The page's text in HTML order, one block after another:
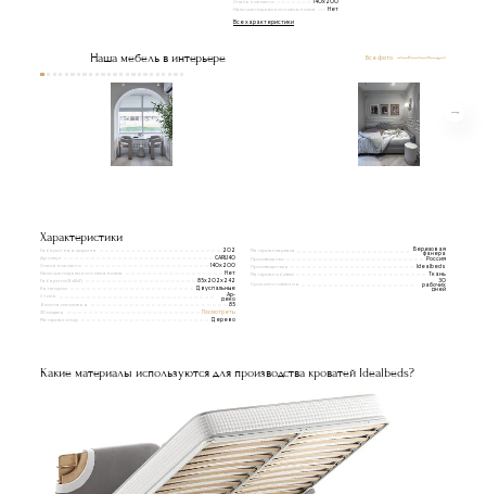
Спальное место
140x200
Наличие подъемного механизма
Нет
Все характеристики
Наша мебель в интерьере Все фото
Характеристики
Габаритная ширина
202
Артикул
CARL140
Спальное место
140x200
Наличие подъемного механизма
Нет
Габариты(ВxШxГ)
85x202x242
Категории
Двуспальные
Стиль
Ар-
деко
Высота изголовья
85
3D модель
Посмотреть
Материал опор
Дерево
Материал каркаса
Березовая
фанера
Производство
Россия
Производитель
Idealbeds
Материал обивки
Ткань
Срок изготовления
30
рабочих
дней
Какие материалы используются для производства кроватей Idealbeds?